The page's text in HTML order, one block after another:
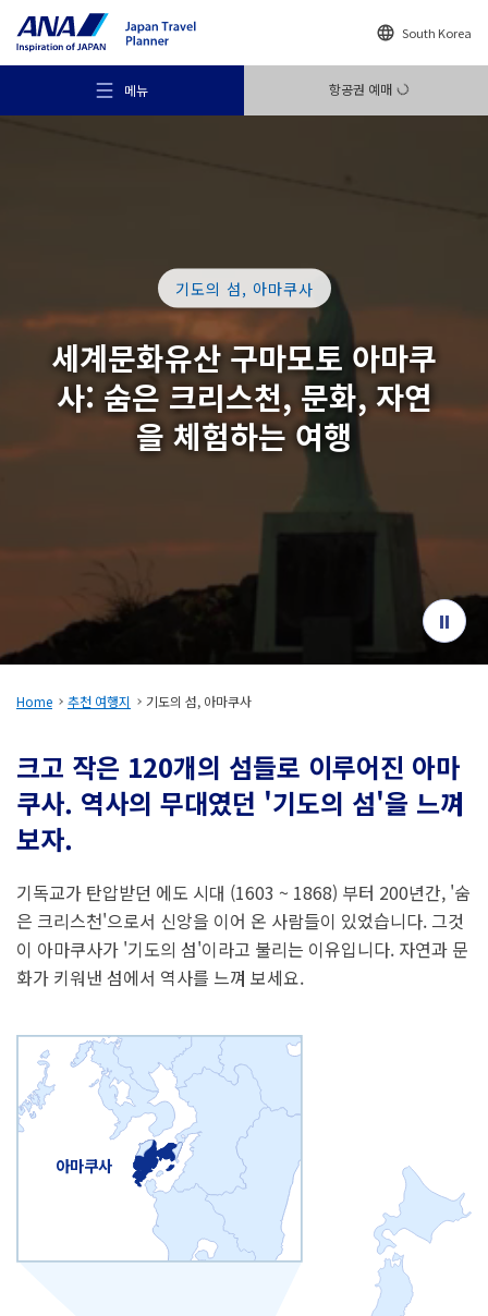
South Korea
메뉴 항공권 예매
여행의 힌트
목적지
ANA 서비스 안내
닫기
기도의 섬, 아마쿠사
세계문화유산 구마모토 아마쿠
사: 숨은 크리스천, 문화, 자연
을 체험하는 여행
Home 추천 여행지 기도의 섬, 아마쿠사
크고 작은 120개의 섬들로 이루어진 아마
쿠사. 역사의 무대였던 '기도의 섬'을 느껴
보자.
기독교가 탄압받던 에도 시대 (1603 ~ 1868) 부터 200년간, '숨
은 크리스천'으로서 신앙을 이어 온 사람들이 있었습니다. 그것
이 아마쿠사가 '기도의 섬'이라고 불리는 이유입니다. 자연과 문
화가 키워낸 섬에서 역사를 느껴 보세요.
아마쿠사